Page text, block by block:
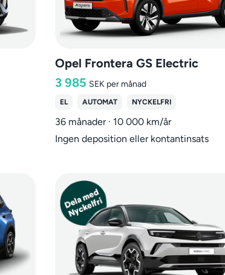
Opel Frontera GS Electric
3 985 SEK per månad
EL AUTOMAT NYCKELFRI
36 månader · 10 000 km/år
Ingen deposition eller kontantinsats